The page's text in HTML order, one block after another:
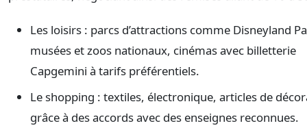
Les loisirs : parcs d’attractions comme Disneyland
musées et zoos nationaux, cinémas avec billetterie
Capgemini à tarifs préférentiels.
Le shopping : textiles, électronique, articles de
grâce à des accords avec des enseignes reconnues.